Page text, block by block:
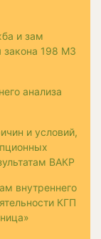
и зам
закона 198 МЗ
анализа
и условий,
ВАКР
внутреннего
КГП